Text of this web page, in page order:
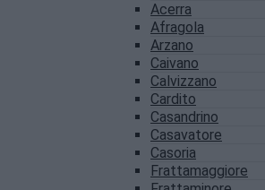
Acerra
Afragola
Arzano
Caivano
Calvizzano
Cardito
Casandrino
Casavatore
Casoria
Frattamaggiore